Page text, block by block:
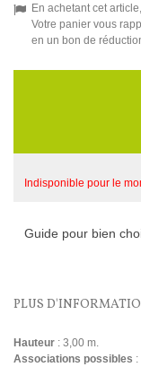
En achetant cet
Votre panier vous
en un bon de
Indisponible pour le
Guide pour bien
PLUS
Hauteur : 3,00 m.
Associations possibles